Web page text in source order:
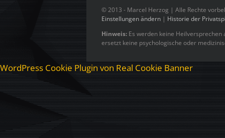
© 2013 - Marcel Herzog | Alle Rechte
Einstellungen ändern | Historie der
Hinweis: Es werden keine
ersetzt keine psychologische oder
WordPress Cookie Plugin von Real Cookie Banner